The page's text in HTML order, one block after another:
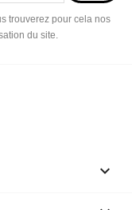
trouverez pour cela nos
du site.
